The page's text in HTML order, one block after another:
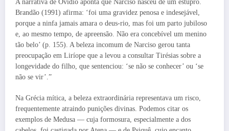
A narrativa de Ovídio aponta que Narciso nasceu de um estupro.
Brandão (1991) afirma: ‘foi uma gravidez penosa e indesejável,
porque a ninfa jamais amara o deus-rio, mas foi um parto jubiloso
e, ao mesmo tempo, de apreensão. Não era concebível um menino
tão belo’ (p. 155). A beleza incomum de Narciso gerou tanta
preocupação em Liríope que a levou a consultar Tirésias sobre a
longevidade do filho, que sentenciou: ‘se não se conhecer’ ou ‘se
não se vir’.”
Na Grécia mítica, a beleza extraordinária representava um risco,
frequentemente atraindo punições divinas. Podemos citar os
exemplos de Medusa — cuja formosura, especialmente a dos